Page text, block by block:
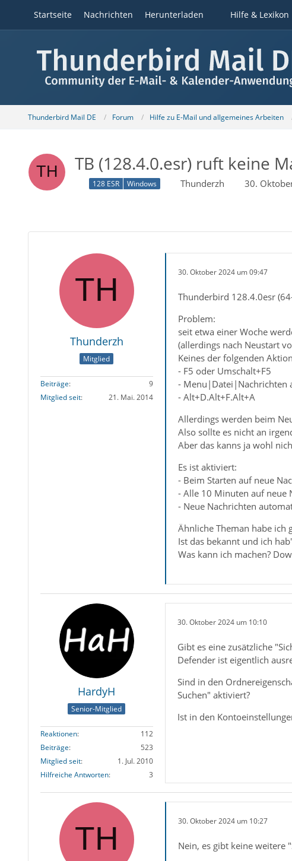
Startseite Nachrichten Herunterladen Hilfe & Lexikon
Thunderbird Mail DE Forum Hilfe zu E-Mail und allgemeines Arbeiten
TB (128.4.0.esr) ruft keine
128 ESR Windows Thunderzh 30.
Thunderzh
Mitglied
Beiträge
9
Mitglied seit
21. Mai. 2014
30. Oktober 2024 um 09:47
Thunderbird 128.4.0esr
Problem:
seit etwa einer Woche
(allerdings nach Neustart
Keines der folgenden
- F5 oder Umschalt+F5
- Menu|Datei|Nachrichten
- Alt+D.Alt+F.Alt+A
Allerdings werden beim
Also sollte es nicht an
Aber das kanns ja wohl
Es ist aktiviert:
- Beim Starten auf neue
- Alle 10 Minuten auf neue
- Neue Nachrichten
Ähnliche Theman habe ich
Ist das bekannt und ich
Was kann ich machen?
HardyH
Senior-Mitglied
Reaktionen
112
Beiträge
523
Mitglied seit
1. Jul. 2010
Hilfreiche Antworten
3
30. Oktober 2024 um 10:10
Gibt es eine zusätzliche
Defender ist eigentlich
Sind in den
Suchen" aktiviert?
Ist in den
30. Oktober 2024 um 10:27
Nein, es gibt keine weitere